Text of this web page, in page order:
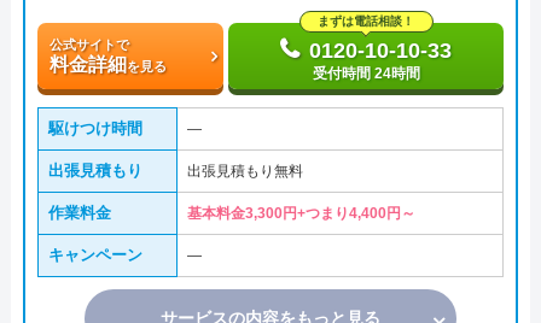
公式サイトで
料金詳細を見る
まずは電話相談！
0120-10-10-33
受付時間 24時間
駆けつけ時間 ―
出張見積もり 出張見積もり無料
作業料金 基本料金3,300円+つまり4,400円～
キャンペーン ―
サービスの内容をもっと見る